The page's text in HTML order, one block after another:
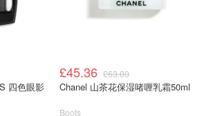
四色眼影
£45.36 £63.00
Chanel 山茶花保湿啫喱乳霜50ml
Boots